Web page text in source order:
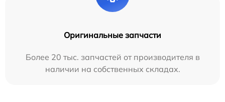
Оригинальные запчасти
Более 20 тыс. запчастей от производителя в
наличии на собственных складах.